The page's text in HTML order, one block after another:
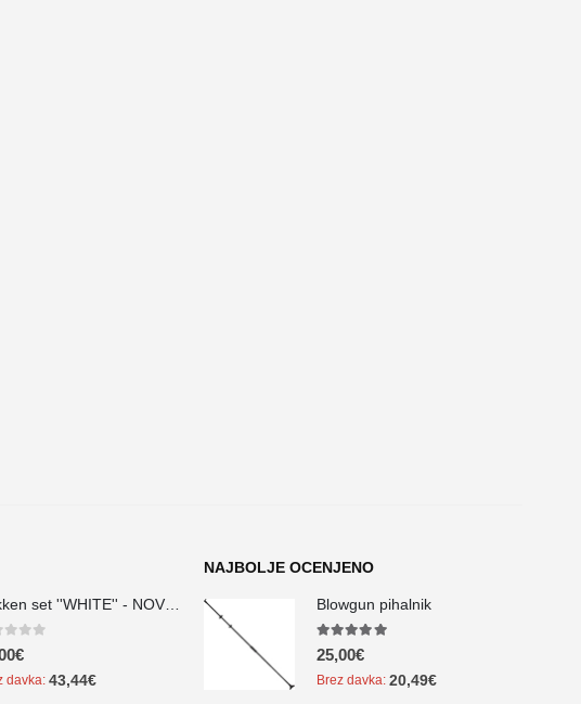
Bokken set ''WHITE'' - NOVO!!!
of 5
€
davka: 43,44€
NAJBOLJE OCENJENO
Blowgun pihalnik
5.00out of 5
25,00€
Brez davka:20,49€